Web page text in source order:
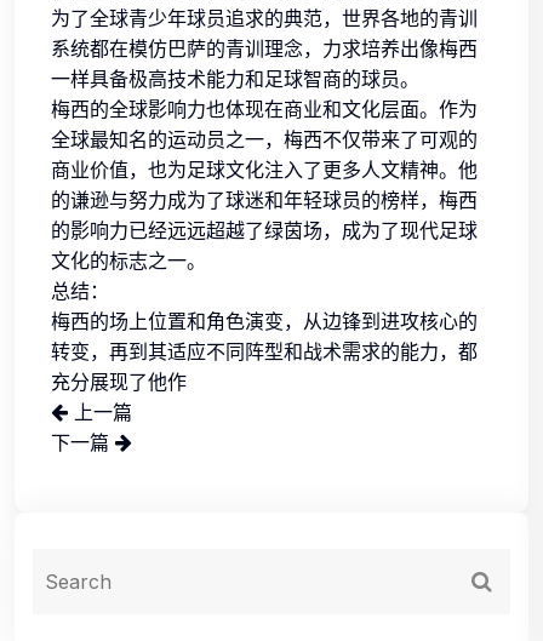
为了全球青少年球员追求的典范，世界各地的青训
系统都在模仿巴萨的青训理念，力求培养出像梅西
一样具备极高技术能力和足球智商的球员。
梅西的全球影响力也体现在商业和文化层面。作为
全球最知名的运动员之一，梅西不仅带来了可观的
商业价值，也为足球文化注入了更多人文精神。他
的谦逊与努力成为了球迷和年轻球员的榜样，梅西
的影响力已经远远超越了绿茵场，成为了现代足球
文化的标志之一。
总结：
梅西的场上位置和角色演变，从边锋到进攻核心的
转变，再到其适应不同阵型和战术需求的能力，都
充分展现了他作
上一篇
下一篇